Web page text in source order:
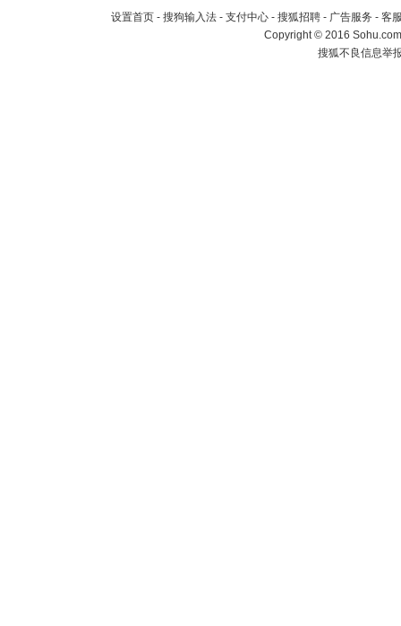
设置首页 - 搜狗输入法 - 支付中心 - 搜狐招聘 - 广告服务 - 客
Copyright©2016
搜狐不良信息举